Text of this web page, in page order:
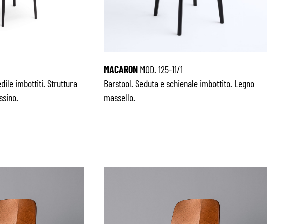
imbottiti. Struttura
MACARON MOD. 125-11/1
Barstool. Seduta e schienale imbottito. Legno
massello.